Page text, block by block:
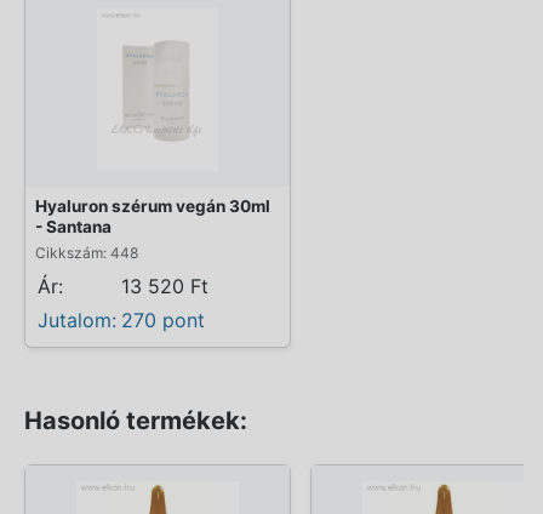
Hyaluron szérum vegán 30ml
- Santana
Cikkszám: 448
Ár:
13 520 Ft
Jutalom: 270 pont
Hasonló termékek: